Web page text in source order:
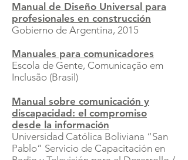
Manual de Diseño Universal para
profesionales en construcción
Gobierno de Argentina, 2015
Manuales para comunicadores
Escola de Gente, Comunicação em
Inclusão (Brasil)
Manual sobre comunicación y
discapacidad: el compromiso
desde la información
Universidad Católica Boliviana “San
Pablo” Servicio de Capacitación en